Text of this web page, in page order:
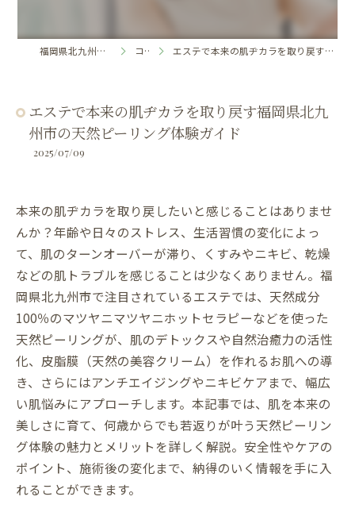
福岡県北九州のエステならrapport コラム エステで本来の肌ヂカラを取り戻す福岡県北九州市の天然ピーリング体験ガイド
エステで本来の肌ヂカラを取り戻す福岡県北九
州市の天然ピーリング体験ガイド
2025/07/09
本来の肌ヂカラを取り戻したいと感じることはありませ
んか？年齢や日々のストレス、生活習慣の変化によっ
て、肌のターンオーバーが滞り、くすみやニキビ、乾燥
などの肌トラブルを感じることは少なくありません。福
岡県北九州市で注目されているエステでは、天然成分
100％のマツヤニマツヤニホットセラピーなどを使った
天然ピーリングが、肌のデトックスや自然治癒力の活性
化、皮脂膜（天然の美容クリーム）を作れるお肌への導
き、さらにはアンチエイジングやニキビケアまで、幅広
い肌悩みにアプローチします。本記事では、肌を本来の
美しさに育て、何歳からでも若返りが叶う天然ピーリン
グ体験の魅力とメリットを詳しく解説。安全性やケアの
ポイント、施術後の変化まで、納得のいく情報を手に入
れることができます。